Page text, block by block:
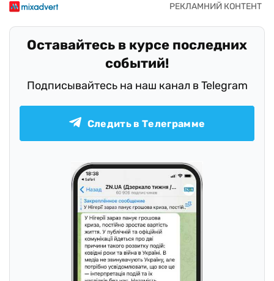
Оставайтесь в курсе последних
событий!
Подписывайтесь на наш канал в Telegram
Следить в Телеграмме